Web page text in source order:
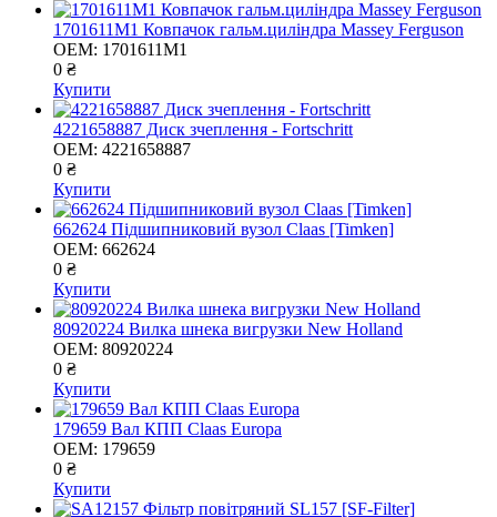
1701611M1 Ковпачок гальм.циліндра Massey Ferguson
OEM: 1701611M1
0 ₴
Купити
4221658887 Диск зчеплення - Fortschritt
OEM: 4221658887
0 ₴
Купити
662624 Підшипниковий вузол Claas [Timken]
OEM: 662624
0 ₴
Купити
80920224 Вилка шнека вигрузки New Holland
OEM: 80920224
0 ₴
Купити
179659 Вал КПП Claas Europa
OEM: 179659
0 ₴
Купити